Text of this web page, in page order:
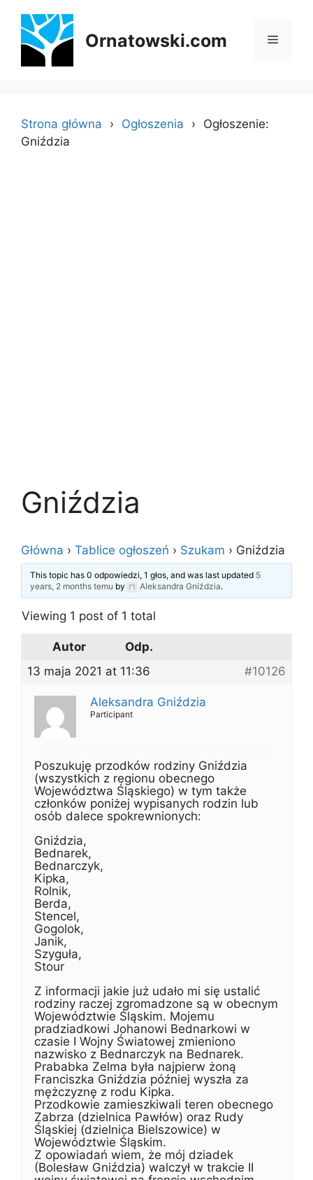
treści
Ornatowski.com Menu
Strona główna Ogłoszenia
Ogłoszenie:
Gniździa
Gniździa
Główna › Tablice ogłoszeń › Szukam › Gniździa
This topic has 0 odpowiedzi, 1 głos, and was last updated 5
years, 2 months temu by Aleksandra Gniździa.
Viewing 1 post of 1 total
Autor
Odp.
13 maja 2021 at 11:36
#10126
Aleksandra Gniździa
Participant
Poszukuję przodków rodziny Gniździa
(wszystkich z regionu obecnego
Województwa Śląskiego) w tym także
członków poniżej wypisanych rodzin lub
osób dalece spokrewnionych:
Gniździa,
Bednarek,
Bednarczyk,
Kipka,
Rolnik,
Berda,
Stencel,
Gogolok,
Janik,
Szyguła,
Stour
Z informacji jakie już udało mi się ustalić
rodziny raczej zgromadzone są w obecnym
Województwie Śląskim. Mojemu
pradziadkowi Johanowi Bednarkowi w
czasie I Wojny Światowej zmieniono
nazwisko z Bednarczyk na Bednarek.
Prababka Zelma była najpierw żoną
Franciszka Gniździa później wyszła za
mężczyznę z rodu Kipka.
Przodkowie zamieszkiwali teren obecnego
Zabrza (dzielnica Pawłów) oraz Rudy
Śląskiej (dzielnica Bielszowice) w
Województwie Śląskim.
Z opowiadań wiem, że mój dziadek
(Bolesław Gniździa) walczył w trakcie II